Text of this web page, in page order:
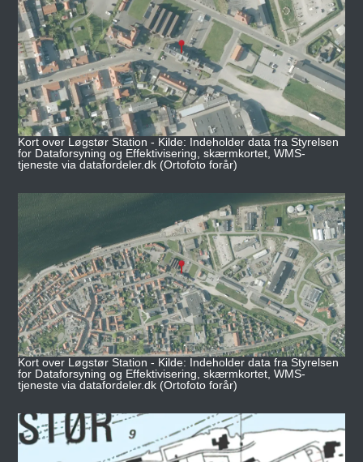
Kort over Løgstør Station - Kilde: Indeholder data fra Styrelsen
for Dataforsyning og Effektivisering, skærmkortet, WMS-
tjeneste via datafordeler.dk (Ortofoto forår)
Kort over Løgstør Station - Kilde: Indeholder data fra Styrelsen
for Dataforsyning og Effektivisering, skærmkortet, WMS-
tjeneste via datafordeler.dk (Ortofoto forår)